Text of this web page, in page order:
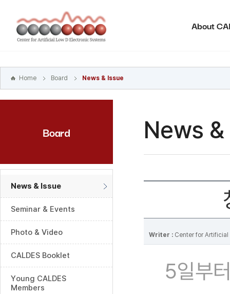
바로가기
주메뉴
바로가기
About
Home Board News & Issue
Board
News & Issue
Seminar & Events
Photo & Video
CALDES Booklet
Young CALDES
Members
News
Writer : Center for
5일부